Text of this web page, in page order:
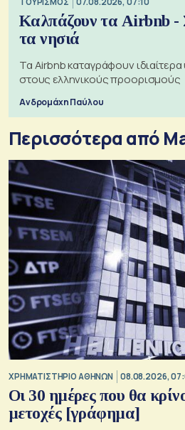
Καλπάζουν τα Airbnb -
τα νησιά
Τα Airbnb καταγράφουν
στους ελληνικούς προορισμούς
Ανδρομάχη Παύλου
Περισσότερα από
XΡΗΜΑΤΙΣΤΗΡΙΟ ΑΘΗΝΩΝ 08.08.2026,
Οι 30 ημέρες που θα
μετοχές [γράφημα]